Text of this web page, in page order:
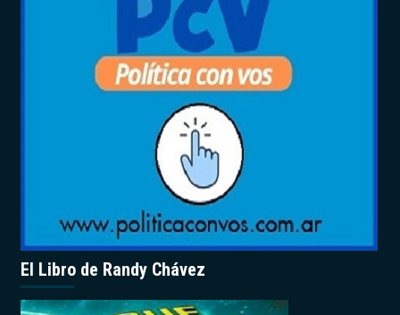
El Libro de Randy Chávez